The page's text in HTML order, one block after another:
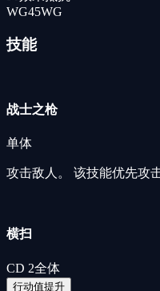
WG45WG
技能
战士之枪
单体
攻击敌人。 该技能优先攻
横扫
CD 2全体
行动值提升